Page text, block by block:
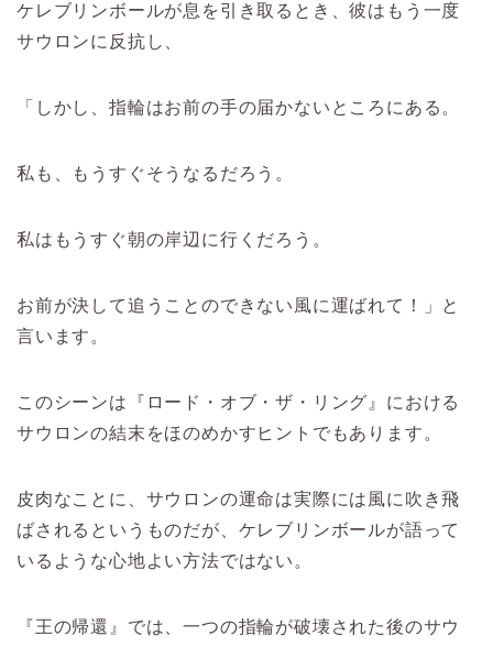
ケレブリンボールが息を引き取るとき、彼はもう一度
サウロンに反抗し、
「しかし、指輪はお前の手の届かないところにある。
私も、もうすぐそうなるだろう。
私はもうすぐ朝の岸辺に行くだろう。
お前が決して追うことのできない風に運ばれて！」と
言います。
このシーンは『ロード・オブ・ザ・リング』における
サウロンの結末をほのめかすヒントでもあります。
皮肉なことに、サウロンの運命は実際には風に吹き飛
ばされるというものだが、ケレブリンボールが語って
いるような心地よい方法ではない。
『王の帰還』では、一つの指輪が破壊された後のサウ